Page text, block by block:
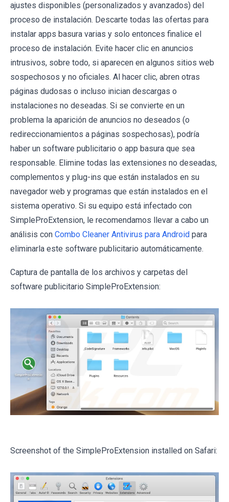
ajustes disponibles (personalizados y avanzados) del
proceso de instalación. Descarte todas las ofertas para
instalar apps basura varias y solo entonces finalice el
proceso de instalación. Evite hacer clic en anuncios
intrusivos, sobre todo, si aparecen en algunos sitios web
sospechosos y no oficiales. Al hacer clic, abren otras
páginas dudosas o incluso inician descargas o
instalaciones no deseadas. Si se convierte en un
problema la aparición de anuncios no deseados (o
redireccionamientos a páginas sospechosas), podría
haber un software publicitario o app basura que sea
responsable. Elimine todas las extensiones no deseadas,
complementos y plug-ins que están instalados en su
navegador web y programas que están instalados en el
sistema operativo. Si su equipo está infectado con
SimpleProExtension, le recomendamos llevar a cabo un
análisis con Combo Cleaner Antivirus para Android para
eliminarla este software publicitario automáticamente.
Captura de pantalla de los archivos y carpetas del
software publicitario SimpleProExtension:
Screenshot of the SimpleProExtension installed on Safari: